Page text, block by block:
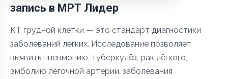
запись в МРТ Лидер
КТ грудной клетки — это стандарт диагностики
заболеваний лёгких. Исследование позволяет
выявить пневмонию, туберкулёз, рак лёгкого,
эмболию лёгочной артерии, заболевания